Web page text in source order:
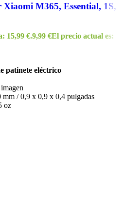
M365, Essential, 1S,
15,99 €.9,99 €El precio actual es:
patinete eléctrico
/ 0,9 x 0,9 x 0,4 pulgadas
oz